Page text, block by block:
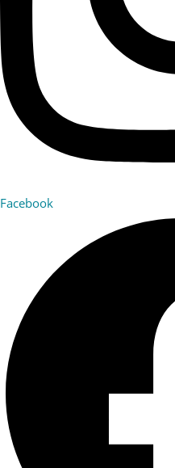
Facebook